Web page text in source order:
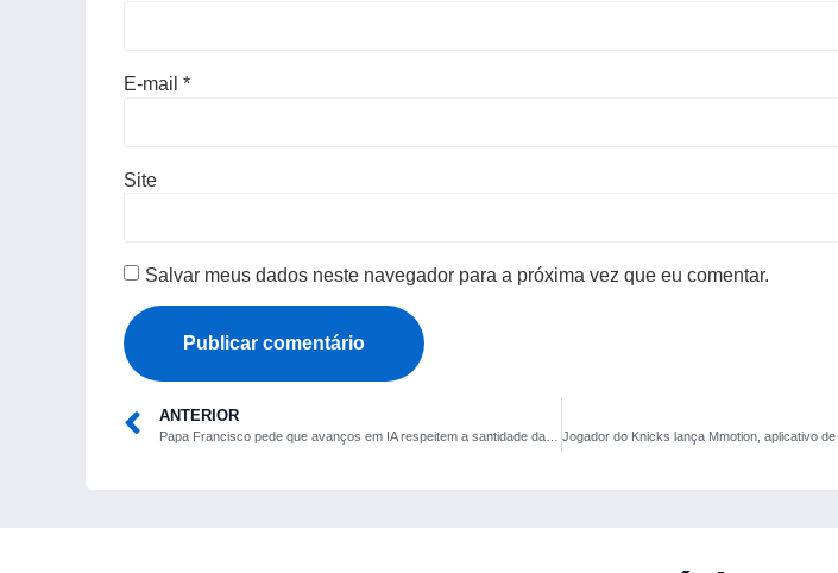
E-mail *
Site
Salvar meus dados neste navegador para a próxima vez que eu comentar.
ANTERIOR